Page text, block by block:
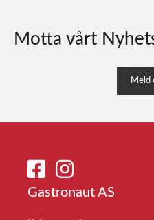
Motta vårt
Meld
Gastronaut AS